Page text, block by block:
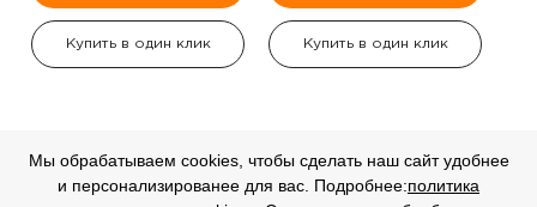
Купить в один клик Купить в один клик
СКИДКА СКИДКА
Мы обрабатываем cookies, чтобы сделать наш сайт удобнее
и персонализированее для вас. Подробнее:политика